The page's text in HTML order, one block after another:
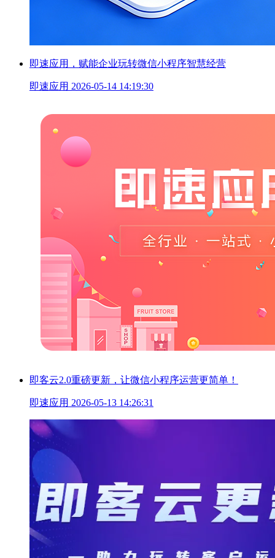
即速应用，赋能企业玩转微信小程序智慧经营
即速应用 2026-05-14 14:19:30
即客云2.0重磅更新，让微信小程序运营更简单！
即速应用 2026-05-13 14:26:31